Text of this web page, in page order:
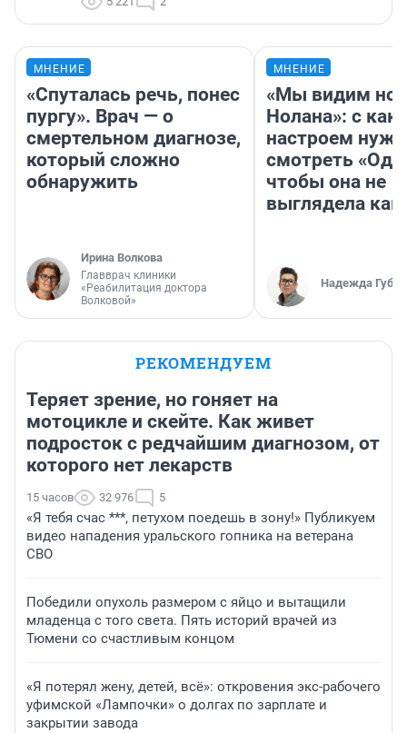
МНЕНИЕ
«Спуталась речь, понес
пургу». Врач — о
смертельном диагнозе,
который сложно
обнаружить
Ирина Волкова
Главврач клиники
«Реабилитация доктора
Волковой»
МНЕНИЕ
«Мы видим
Нолана»: с
настроем
смотреть
чтобы она не
выглядела как
Надежда
РЕКОМЕНДУЕМ
Теряет зрение, но гоняет на
мотоцикле и скейте. Как живет
подросток с редчайшим диагнозом, от
которого нет лекарств
15 часов 32 976 5
«Я тебя счас ***, петухом поедешь в зону!» Публикуем
видео нападения уральского гопника на ветерана
СВО
Победили опухоль размером с яйцо и вытащили
младенца с того света. Пять историй врачей из
Тюмени со счастливым концом
«Я потерял жену, детей, всё»: откровения экс-рабочего
уфимской «Лампочки» о долгах по зарплате и
закрытии завода